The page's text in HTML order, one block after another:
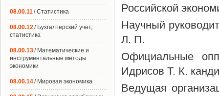
Российской
Научный
Л. П.
Официальные
Идрисов Т. К.
Ведущая
08.00.11/ Статистика
08.00.12/ Бухгалтерский учет,
статистика
08.00.13/ Математические и
инструментальные методы
экономики
08.00.14/ Мировая экономика